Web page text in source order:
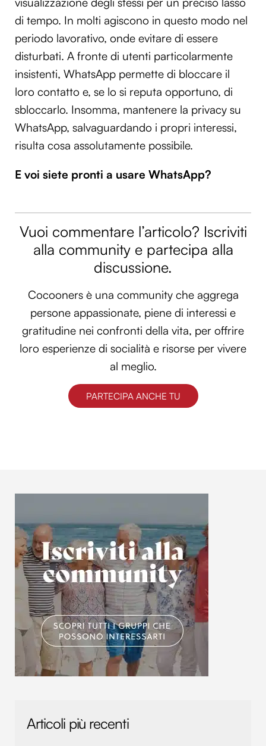
di tempo. In molti agiscono in questo modo nel
periodo lavorativo, onde evitare di essere
disturbati. A fronte di utenti particolarmente
insistenti, WhatsApp permette di bloccare il
loro contatto e, se lo si reputa opportuno, di
sbloccarlo. Insomma, mantenere la privacy su
WhatsApp, salvaguardando i propri interessi,
risulta cosa assolutamente possibile.
E voi siete pronti a usare WhatsApp?
Vuoi commentare l’articolo? Iscriviti
alla community e partecipa alla
discussione.
Cocooners è una community che aggrega
persone appassionate, piene di interessi e
gratitudine nei confronti della vita, per offrire
loro esperienze di socialità e risorse per vivere
al meglio.
PARTECIPA ANCHE TU
Articoli più recenti